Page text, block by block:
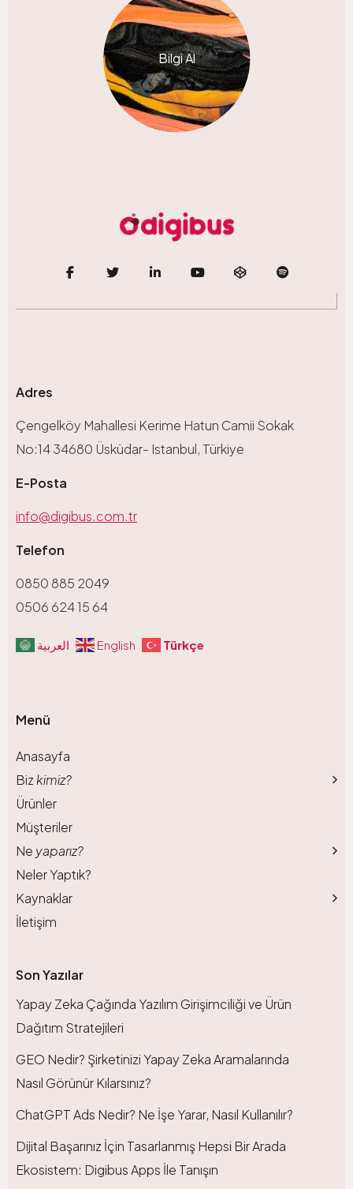
Bilgi Al
Adres
Çengelköy Mahallesi Kerime Hatun Camii Sokak
No:14 34680 Üsküdar- Istanbul, Türkiye
E-Posta
info@digibus.com.tr
Telefon
0850 885 2049
0506 624 15 64
العربية English Türkçe
Menü
Anasayfa
Biz kimiz?
Ürünler
Müşteriler
Ne yaparız?
Neler Yaptık?
Kaynaklar
İletişim
Son Yazılar
Yapay Zeka Çağında Yazılım Girişimciliği ve Ürün
Dağıtım Stratejileri
GEO Nedir? Şirketinizi Yapay Zeka Aramalarında
Nasıl Görünür Kılarsınız?
ChatGPT Ads Nedir? Ne İşe Yarar, Nasıl Kullanılır?
Dijital Başarınız İçin Tasarlanmış Hepsi Bir Arada
Ekosistem: Digibus Apps İle Tanışın